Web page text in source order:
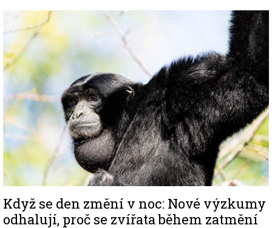
Image
Když se den změní v noc: Nové výzkumy
odhalují, proč se zvířata během zatmění